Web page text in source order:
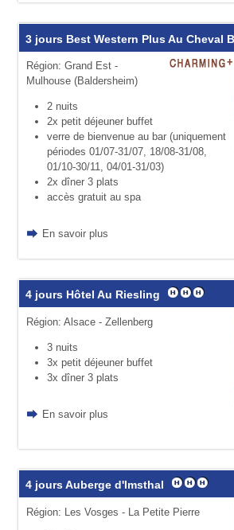
3 jours Best Western Plus Au Cheval
Région: Grand Est -
Mulhouse (Baldersheim)
2 nuits
2x petit déjeuner buffet
verre de bienvenue au bar (uniquement
périodes 01/07-31/07, 18/08-31/08,
01/10-30/11, 04/01-31/03)
2x dîner 3 plats
accès gratuit au spa
En savoir plus
4 jours Hôtel Au Riesling
Région: Alsace - Zellenberg
3 nuits
3x petit déjeuner buffet
3x dîner 3 plats
En savoir plus
4 jours Auberge d'Imsthal
Région: Les Vosges - La Petite Pierre